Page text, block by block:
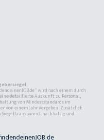
wird nach einem durch
detaillierte Auskunft zu Personal,
von Mindeststandards im
von einem Jahr vergeben. Zusätzlich
transparent, nachhaltig und